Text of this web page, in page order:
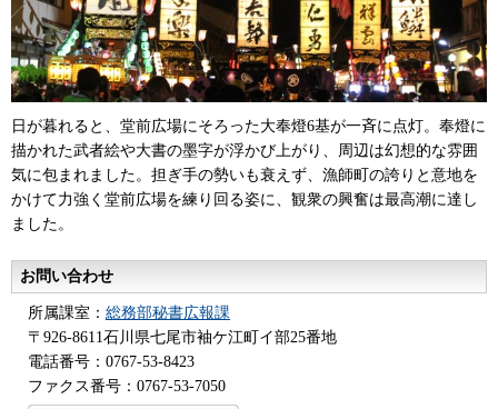
日が暮れると、堂前広場にそろった大奉燈6基が一斉に点灯。奉燈に
描かれた武者絵や大書の墨字が浮かび上がり、周辺は幻想的な雰囲
気に包まれました。担ぎ手の勢いも衰えず、漁師町の誇りと意地を
かけて力強く堂前広場を練り回る姿に、観衆の興奮は最高潮に達し
ました。
お問い合わせ
所属課室： 総務部秘書広報課
〒926-8611石川県七尾市袖ケ江町イ部25番地
電話番号：0767-53-8423
ファクス番号：0767-53-7050